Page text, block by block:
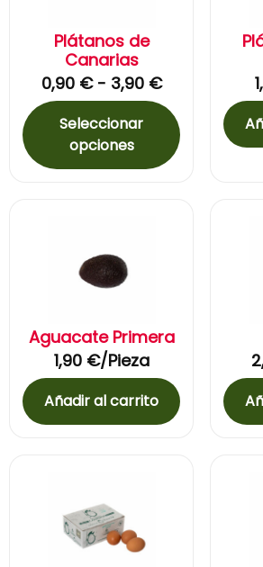
Plátanos de
Canarias
0,90 € - 3,90 €
Seleccionar
opciones
Aguacate Primera
1,90 €/Pieza
Añadir al carrito